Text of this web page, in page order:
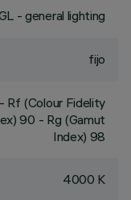
- general lighting
fijo
- Rf (Colour Fidelity
90 - Rg (Gamut
Index) 98
4000 K